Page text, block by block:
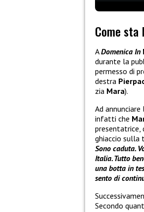
Come sta
ADomenica In
durante la
permesso di
destra
zia Mara).
Ad
infatti che
presentatrice,
ghiaccio sulla
Sono caduta.
Italia. Tutto
una botta in
sento di
Secondo